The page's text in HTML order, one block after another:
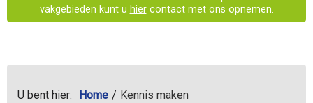
vakgebieden kunt u hiercontact met ons opnemen.
U bent hier: Home Kennis maken